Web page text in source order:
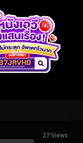
27 Views